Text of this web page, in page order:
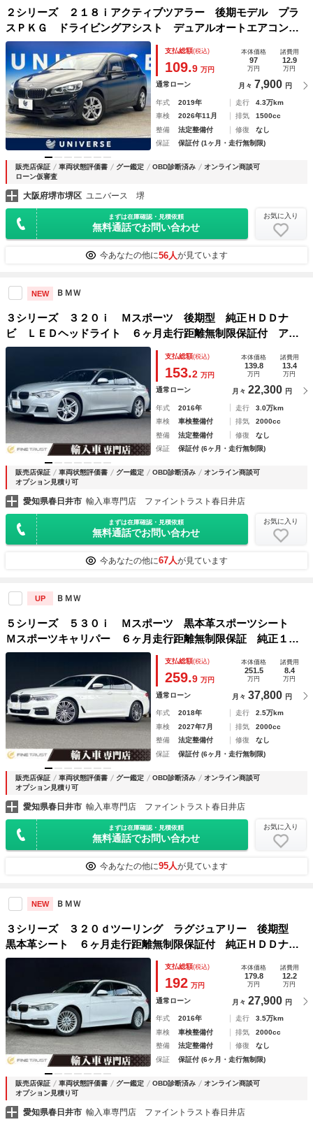
２シリーズ ２１８ｉアクティブツアラー 後期モデル プラ
スＰＫＧ ドライビングアシスト デュアルオートエアコン
ＬＥＤヘッドライト 純正１６インチＡＷ 純正ＨＤＤナビ
バックカメラ ＢＬＵＥＴＯＯＴＨ接続 リアスポイラー 禁
煙車
支払総額(税込)
109.9 万円
本体価格
97
万円
諸費用
12.9
万円
通常ローン 月々 7,900 円
年式 2019年 走行
4.3万km
車検
2026年11月 排気
1500cc
整備
法定整備付 修復
なし
保証
保証付 (1ヶ月・走行無制限)
販売店保証 車両状態評価書 グー鑑定 OBD診断済み
オンライン商談可
ローン仮審査
大阪府堺市堺区 ユニバース 堺
まずは在庫確認・見積依頼
無料通話でお問い合わせ
お気に入り
今あなたの他に56人が見ています
NEW ＢＭＷ
３シリーズ ３２０ｉ Ｍスポーツ 後期型 純正ＨＤＤナ
ビ ＬＥＤヘッドライト ６ヶ月走行距離無制限保証付 アダ
プティブクルーズコントロール 禁煙車 インテリジェントセ
ーフティ バックカメラ パーキングディスタンスコントロー
ル ＥＴＣ
支払総額(税込)
153.2 万円
本体価格
139.8
万円
諸費用
13.4
万円
通常ローン 月々 22,300 円
年式 2016年 走行
3.0万km
車検
車検整備付 排気
2000cc
整備
法定整備付 修復
なし
保証
保証付 (6ヶ月・走行無制限)
販売店保証 車両状態評価書 グー鑑定 OBD診断済み
オンライン商談可
オプション見積り可
愛知県春日井市 輸入車専門店 ファイントラスト春日井店
まずは在庫確認・見積依頼
無料通話でお問い合わせ
お気に入り
今あなたの他に67人が見ています
UP ＢＭＷ
５シリーズ ５３０ｉ Ｍスポーツ 黒本革スポーツシート
Ｍスポーツキャリパー ６ヶ月走行距離無制限保証 純正１
０．２インチナビ アラウンドビューモニター 禁煙車 アダ
プティブクルーズコントロール パーキングアシスト シート
ヒーター
支払総額(税込)
259.9 万円
本体価格
251.5
万円
諸費用
8.4
万円
通常ローン 月々 37,800 円
年式 2018年 走行
2.5万km
車検
2027年7月 排気
2000cc
整備
法定整備付 修復
なし
保証
保証付 (6ヶ月・走行無制限)
販売店保証 車両状態評価書 グー鑑定 OBD診断済み
オンライン商談可
オプション見積り可
愛知県春日井市 輸入車専門店 ファイントラスト春日井店
まずは在庫確認・見積依頼
無料通話でお問い合わせ
お気に入り
今あなたの他に95人が見ています
NEW ＢＭＷ
３シリーズ ３２０ｄツーリング ラグジュアリー 後期型
黒本革シート ６ヶ月走行距離無制限保証付 純正ＨＤＤナ
ビ アダプティブクルーズコントロール 禁煙車 シートヒー
ター ＥＴＣ ＬＥＤヘッドライト パワーバックドア イン
テリジェントセーフティ
支払総額(税込)
192 万円
本体価格
179.8
万円
諸費用
12.2
万円
通常ローン 月々 27,900 円
年式 2016年 走行
3.5万km
車検
車検整備付 排気
2000cc
整備
法定整備付 修復
なし
保証
保証付 (6ヶ月・走行無制限)
販売店保証 車両状態評価書 グー鑑定 OBD診断済み
オンライン商談可
オプション見積り可
愛知県春日井市 輸入車専門店 ファイントラスト春日井店